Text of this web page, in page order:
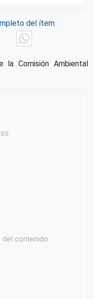
del ítem
Twitter
Comisión Ambiental
del contenido